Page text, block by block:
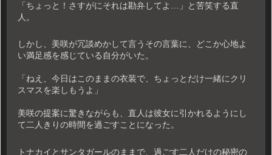
「ちょっと！さすがにそれは勘弁してよ…」と苦笑する直
人。
しかし、美咲が冗談めかして言うその言葉に、どこか心地よ
い満足感を感じている自分がいた。
「ねえ、今日はこのままの衣装で、ちょっとだけ一緒にクリ
スマスを楽しもうよ」
美咲の提案に驚きながらも、直人は彼女に引かれるようにし
て二人きりの時間を過ごすことになった。
トナカイとサンタガールのままで、過ごす二人だけの秘密の